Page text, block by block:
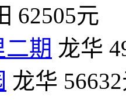
62505元
期 龙华
龙华